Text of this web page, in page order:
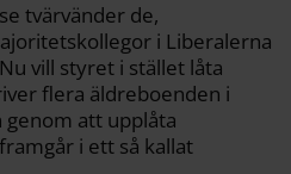
tvärvänder de,
i Liberalerna
vill styret i stället låta
flera äldreboenden i
genom att upplåta
i ett så kallat